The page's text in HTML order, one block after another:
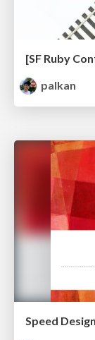
[SF Ruby
palkan
Speed Design